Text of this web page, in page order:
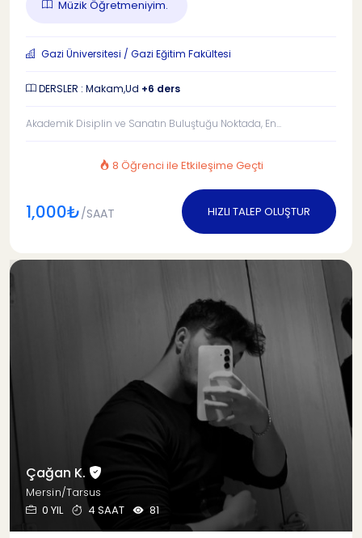
Müzik Öğretmeniyim.
Gazi Üniversitesi / Gazi Eğitim Fakültesi
DERSLER : Makam,Ud +6 ders
Akademik Disiplin ve Sanatın Buluştuğu Noktada, En...
8 Öğrenci ile Etkileşime Geçti
1,000₺/SAAT HIZLI TALEP OLUŞTUR
Çağan K.
Mersin/Tarsus
0 YIL
4 SAAT 81